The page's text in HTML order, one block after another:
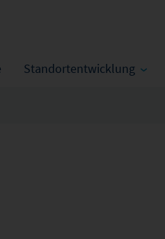
Standortentwicklung